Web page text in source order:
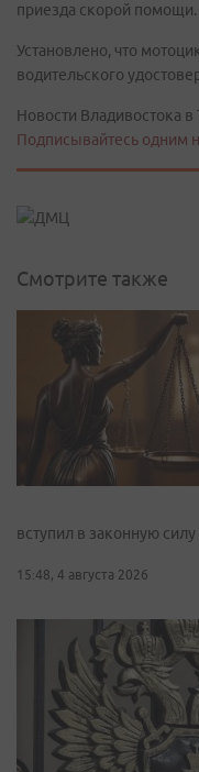
приезда скорой помощи.
Установлено, что
водительского
Новости Владивостока в
Подписывайтесь одним
Смотрите также
вступил в законную
15:48, 4 августа 2026